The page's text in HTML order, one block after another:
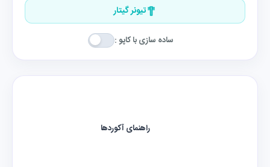
تیونر گیتار
ساده سازی با کاپو :
راهنمای آکوردها